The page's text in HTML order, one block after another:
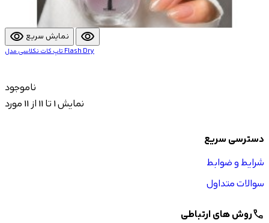
visibility نمایش سریع visibility
تاپ کات نکلاسی مدل Flash Dry
ناموجود
نمایش 1 تا 11 از 11 مورد
دسترسی سریع
شرایط و ضوابط
سوالات متداول
callروش های ارتباطی